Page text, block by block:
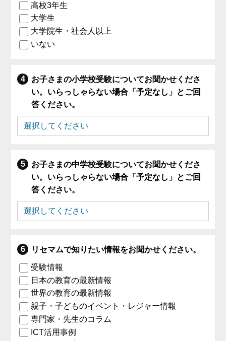
高校3年生
大学生
大学院生・社会人以上
いない
お子さまの小学校受験についてお聞かせくださ
い。いらっしゃらない場合「予定なし」とご回
答ください。
お子さまの中学校受験についてお聞かせくださ
い。いらっしゃらない場合「予定なし」とご回
答ください。
リセマムで知りたい情報をお聞かせください。
受験情報
日本の教育の最新情報
世界の教育の最新情報
親子・子どものイベント・レジャー情報
専門家・先生のコラム
ICT活用事例